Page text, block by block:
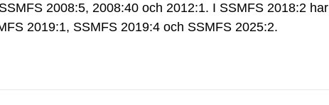
2008:5, 2008:40 och 2012:1. I SSMFS 2018:2 har
2019:1, SSMFS 2019:4 och SSMFS 2025:2.